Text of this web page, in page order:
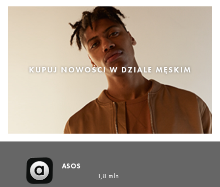
KUPUJ NOWOŚCI W DZIALE MĘSKIM
ASOS
1,8 mln